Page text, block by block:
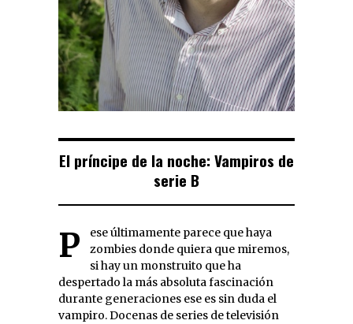
El príncipe de la noche: Vampiros de
serie B
Pese últimamente parece que haya
zombies donde quiera que miremos,
si hay un monstruito que ha
despertado la más absoluta fascinación
durante generaciones ese es sin duda el
vampiro. Docenas de series de televisión